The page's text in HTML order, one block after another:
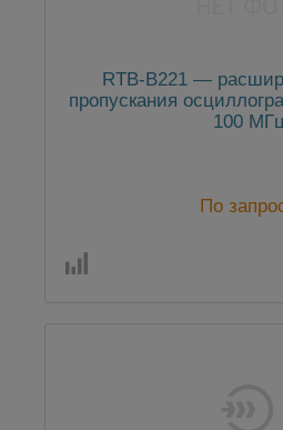
RTB-B221 —
пропускания
100 МГц
По